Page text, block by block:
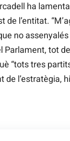
ha
de l’entitat.
no assenyalés
Parlament, tot
“tots tres
de l’estratègia,